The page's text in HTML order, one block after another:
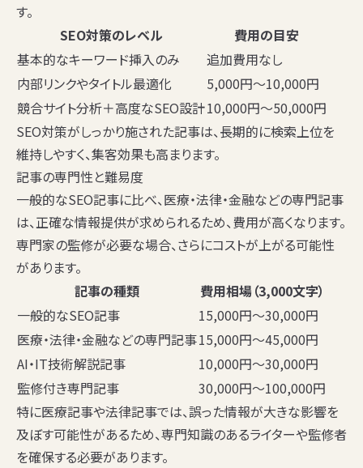
す。
SEO対策のレベル
費用の目安
基本的なキーワード挿入のみ
追加費用なし
内部リンクやタイトル最適化
5,000円〜10,000円
競合サイト分析＋高度なSEO設計10,000円〜50,000円
SEO対策がしっかり施された記事は、長期的に検索上位を
維持しやすく、集客効果も高まります。
記事の専門性と難易度
一般的なSEO記事に比べ、医療・法律・金融などの専門記事
は、正確な情報提供が求められるため、費用が高くなります。
専門家の監修が必要な場合、さらにコストが上がる可能性
があります。
記事の種類
費用相場（3,000文字）
一般的なSEO記事
15,000円〜30,000円
医療・法律・金融などの専門記事15,000円〜45,000円
AI・IT技術解説記事
10,000円〜30,000円
監修付き専門記事
30,000円〜100,000円
特に医療記事や法律記事では、誤った情報が大きな影響を
及ぼす可能性があるため、専門知識のあるライターや監修者
を確保する必要があります。